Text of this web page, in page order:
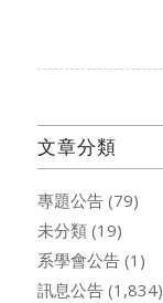
文章分類
專題公告(79)
未分類(19)
系學會公告(1)
訊息公告(1,834)